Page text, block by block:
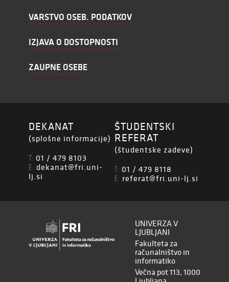
VARSTVO OSEB. PODATKOV
IZJAVA O DOSTOPNOSTI
ZAUPNE OSEBE
DEKANAT
(splošne informacije)
T: 01 / 479 8103
E: dekanat@fri.uni-
lj.si
ŠTUDENTSKI
REFERAT
(študentske zadeve)
T: 01 / 479 8118
E: referat@fri.uni-lj.si
UNIVERZA V
LJUBLJANI
Fakulteta za
računalništvo in
informatiko
Večna pot 113, 1000